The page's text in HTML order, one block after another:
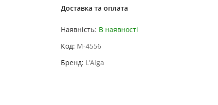
Доставка та оплата
Наявність: В наявності
Код M-4556
Бренд L’Alga